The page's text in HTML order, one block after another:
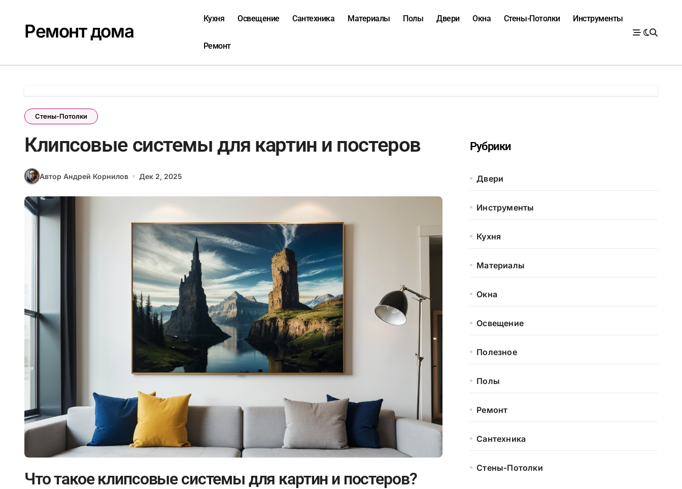
содержаниюРемонт дома
Кухня Освещение Сантехника Материалы Полы Двери Окна Стены-Потолки Инструменты
Ремонт
Стены-Потолки
Клипсовые системы для картин и постеров
Автор Андрей Корнилов Дек 2, 2025
Что такое клипсовые системы для картин и постеров?
Рубрики
Двери
Инструменты
Кухня
Материалы
Окна
Освещение
Полезное
Полы
Ремонт
Сантехника
Стены-Потолки